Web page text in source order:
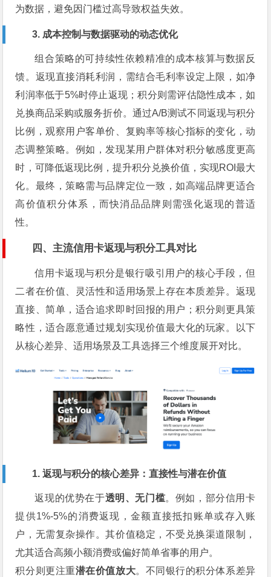
为数据，避免因门槛过高导致权益失效。
3. 成本控制与数据驱动的动态优化
组合策略的可持续性依赖精准的成本核算与数据反
馈。返现直接消耗利润，需结合毛利率设定上限，如净
利润率低于5%时停止返现；积分则需评估隐性成本，如
兑换商品采购或服务折价。通过A/B测试不同返现与积分
比例，观察用户客单价、复购率等核心指标的变化，动
态调整策略。例如，发现某用户群体对积分敏感度更高
时，可降低返现比例，提升积分兑换价值，实现ROI最大
化。最终，策略需与品牌定位一致，如高端品牌更适合
高价值积分体系，而快消品品牌则需强化返现的普适
性。
四、主流信用卡返现与积分工具对比
信用卡返现与积分是银行吸引用户的核心手段，但
二者在价值、灵活性和适用场景上存在本质差异。返现
直接、简单，适合追求即时回报的用户；积分则更具策
略性，适合愿意通过规划实现价值最大化的玩家。以下
从核心差异、适用场景及工具选择三个维度展开对比。
1. 返现与积分的核心差异：直接性与潜在价值
返现的优势在于透明、无门槛。例如，部分信用卡
提供1%-5%的消费返现，金额直接抵扣账单或存入账
户，无需复杂操作。其价值稳定，不受兑换渠道限制，
尤其适合高频小额消费或偏好简单省事的用户。
积分则更注重潜在价值放大。不同银行的积分体系差异